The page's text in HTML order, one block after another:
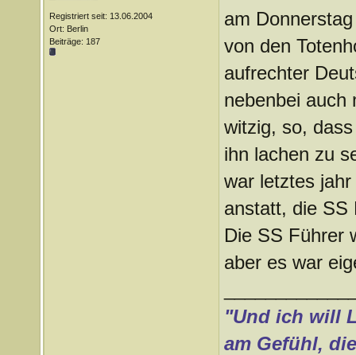
Registriert seit: 13.06.2004
Ort: Berlin
Beiträge: 187
am
von den
aufrechter
nebenbei auch
witzig, so,
ihn lachen zu
war letztes
anstatt, die SS
Die SS Führer
aber es war
"Und ich will
am Gefühl,